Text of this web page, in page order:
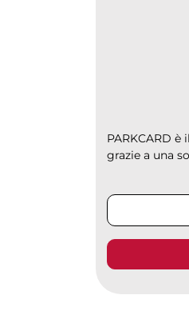
PARKCARD
grazie a una